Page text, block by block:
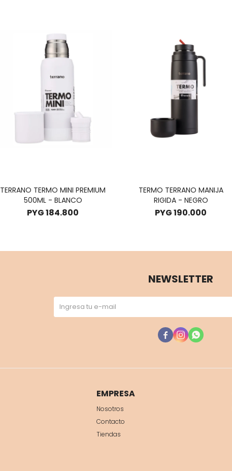
TERRANO TERMO MINI PREMIUM
500ML - BLANCO
PYG184.800
TERMO TERRANO MANIJA
RIGIDA - NEGRO
PYG190.000
EMPRESA
Nosotros
Contacto
Tiendas
NEWSLETTER
  